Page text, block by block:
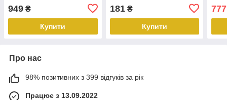
peremogaua
949 ₴
Купити
181₴
Купити
777
Про нас
98% позитивних з 399 відгуків за рік
Працює з 13.09.2022